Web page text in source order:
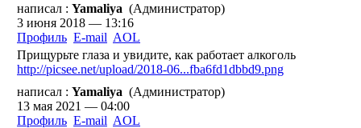
написал : Yamaliya (Администратор)
3 июня 2018 — 13:16
Профиль E-mail AOL
Прищурьте глаза и увидите, как работает алкоголь
http://picsee.net/upload/2018-06...fba6fd1dbbd9.png
написал : Yamaliya (Администратор)
13 мая 2021 — 04:00
Профиль E-mail AOL